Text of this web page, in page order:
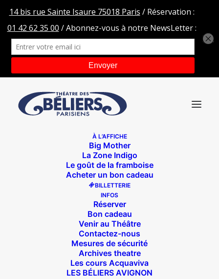
À L’AFFICHE
Big Mother
La Zone Indigo
Le goût de la framboise
Acheter un bon cadeau
BILLETTERIE
INFOS
Réserver
Bon cadeau
Venir au Théâtre
Contactez-nous
Mesures de sécurité
Archives theatre
Les cours Acquaviva
LES BÉLIERS AVIGNON
DPCRAPAUDS FOUS
Les crapauds fous DPCRAPAUDS FOUS